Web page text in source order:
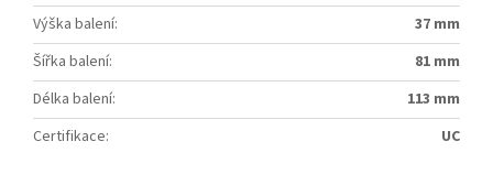
Výška balení:
37 mm
Šířka balení:
81 mm
Délka balení:
113 mm
Certifikace: UC